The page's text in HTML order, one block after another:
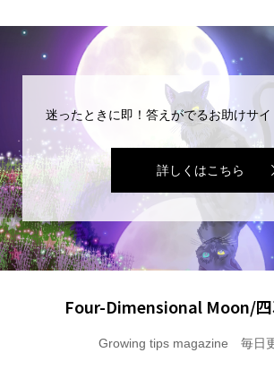
迷ったときに即！答えがでるお助けサイ
詳しくはこちら
Four-Dimensional Moon/四
Growing tips magazine 毎日